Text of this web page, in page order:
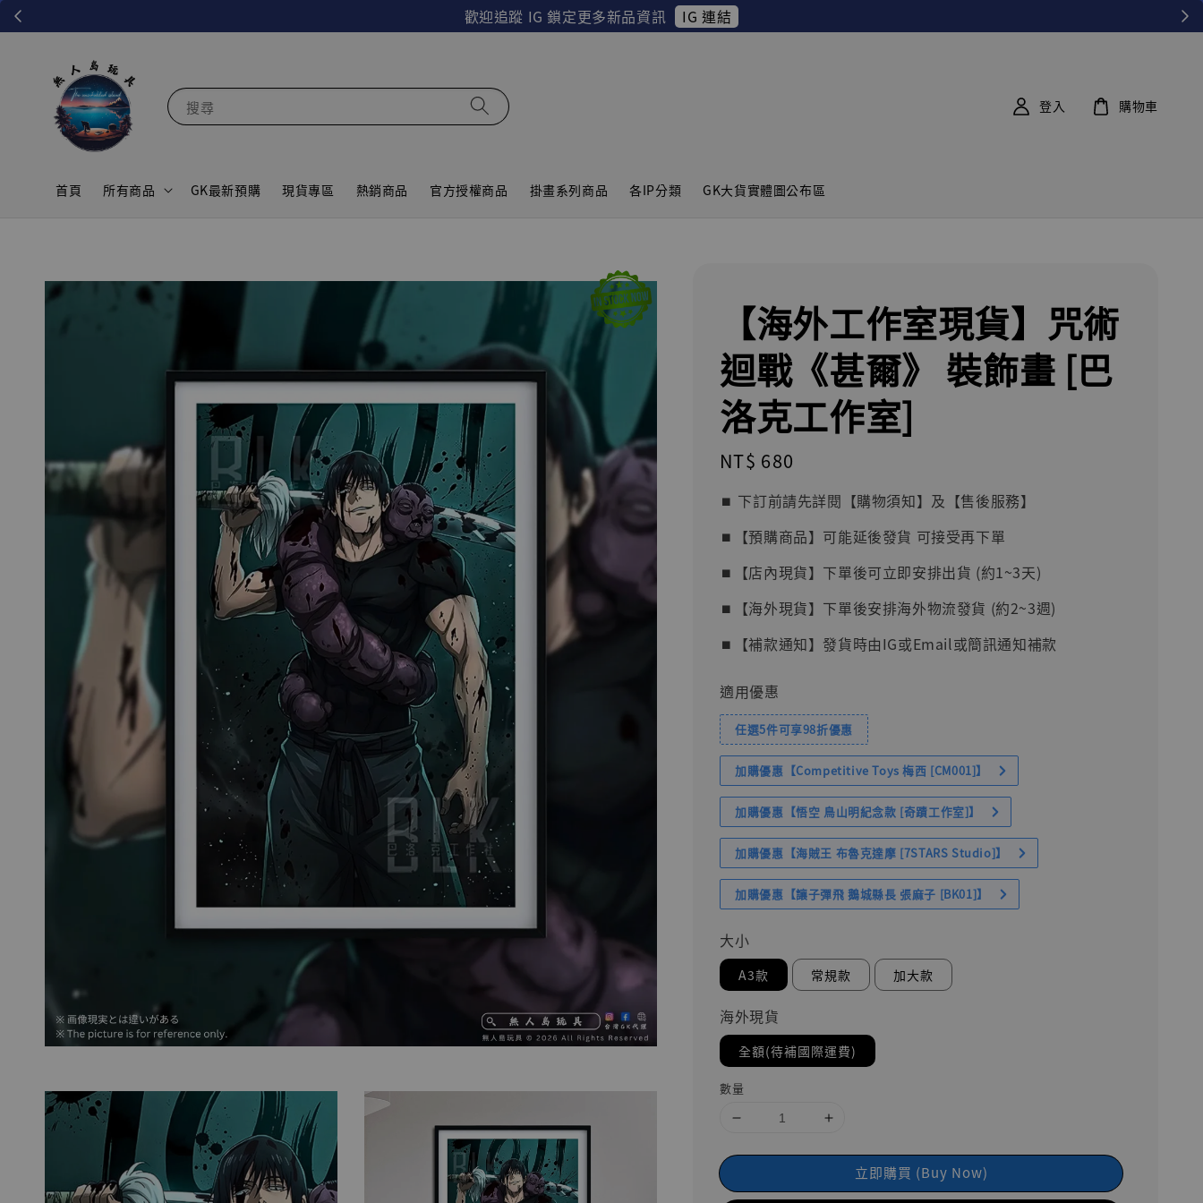
歡迎追蹤 IG 鎖定更多新品資訊 IG 連結
搜尋
首頁 所有商品 GK最新預購 現貨專區 熱銷商品 官方授權商品 掛畫系列商品 各IP分類 GK大貨實體圖公布區
登入 購物車
【海外工作室現貨】咒術
迴戰《甚爾》 裝飾畫 [巴
洛克工作室]
Regular
price
NT$ 680
⏹︎ 下訂前請先詳閱【購物須知】及【售後服務】
⏹︎【預購商品】可能延後發貨 可接受再下單
⏹︎【店內現貨】下單後可立即安排出貨 (約1~3天)
⏹︎【海外現貨】下單後安排海外物流發貨 (約2~3週)
⏹︎【補款通知】發貨時由IG或Email或簡訊通知補款
適用優惠
任選5件可享98折優惠
加購優惠【Competitive Toys 梅西 [CM001]】
加購優惠【悟空 鳥山明紀念款 [奇蹟工作室]】
加購優惠【海賊王 布魯克達摩 [7STARS Studio]】
加購優惠【讓子彈飛 鵝城縣長 張麻子 [BK01]】
大小
A3款 常規款 加大款
海外現貨
全額(待補國際運費)
數量
立即購買 (Buy Now)